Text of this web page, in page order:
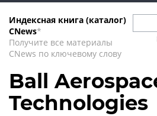
Индексная книга (каталог)
CNews*
Получите все материалы
CNews по ключевому слову
Ball
Technologies